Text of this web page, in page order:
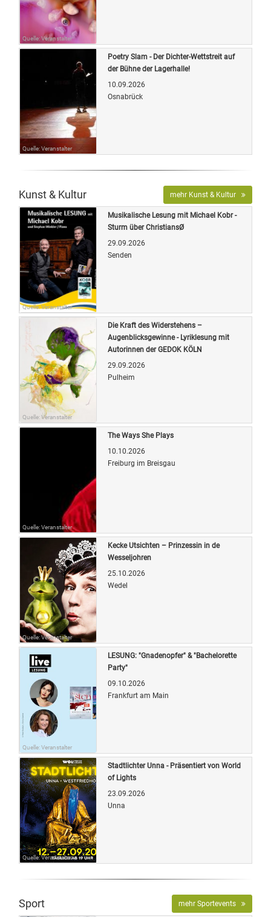
Quelle: Veranstalter
Quelle: Veranstalter
Poetry Slam - Der Dichter-Wettstreit auf
der Bühne der Lagerhalle!
10.09.2026
Osnabrück
Kunst & Kultur mehr Kunst & Kultur
Quelle: Veranstalter
Musikalische Lesung mit Michael Kobr -
Sturm über ChristiansØ
29.09.2026
Senden
Quelle: Veranstalter
Die Kraft des Widerstehens –
Augenblicksgewinne - Lyriklesung mit
Autorinnen der GEDOK KÖLN
29.09.2026
Pulheim
Quelle: Veranstalter
The Ways She Plays
10.10.2026
Freiburg im Breisgau
Quelle: Veranstalter
Kecke Utsichten – Prinzessin in de
Wesseljohren
25.10.2026
Wedel
Quelle: Veranstalter
LESUNG: "Gnadenopfer" & "Bachelorette
Party"
09.10.2026
Frankfurt am Main
Quelle: Veranstalter
Stadtlichter Unna - Präsentiert von World
of Lights
23.09.2026
Unna
Sport mehr Sportevents